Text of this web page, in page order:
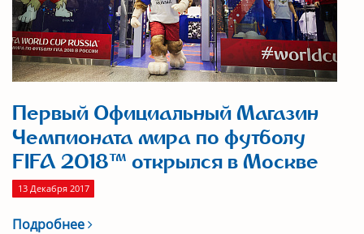
Первый Официальный Магазин
Чемпионата мира по футболу
FIFA 2018™ открылся в Москве
13 Декабря 2017
Подробнее